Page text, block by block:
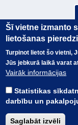
© Valsts kase 2017
Visas tiesības
Šī vietne izmanto
lietošanas
Turpinot lietot šo vietni,
Jūs jebkurā laikā varat
Vairāk informācijas
Statistikas
darbību un
Saglabāt izvēli